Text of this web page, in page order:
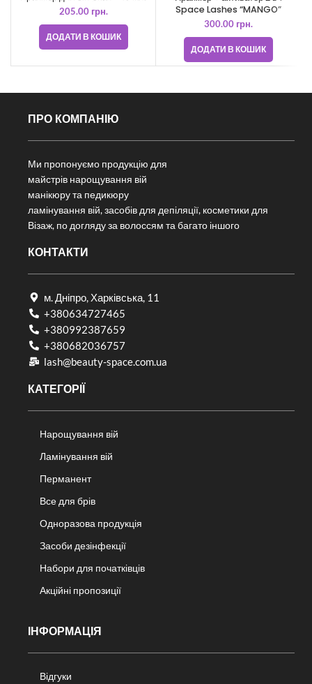
205.00 грн.
ДОДАТИ В КОШИК
Space Lashes “MANGO”
300.00 грн.
ДОДАТИ В КОШИК
ПРО КОМПАНІЮ
Ми пропонуємо продукцію для
майстрів нарощування вій
манікюру та педикюру
ламінування вій, засобів для депіляції, косметики для
Візаж, по догляду за волоссям та багато іншого
КОНТАКТИ
м. Дніпро, Харківська, 11
+380634727465
+380992387659
+380682036757​
lash@beauty-space.com.ua
КАТЕГОРІЇ
Нарощування вій
Ламінування вій
Перманент
Все для брів
Одноразова продукція
Засоби дезінфекції
Набори для початківців
Акційні пропозиції
ІНФОРМАЦІЯ
Відгуки